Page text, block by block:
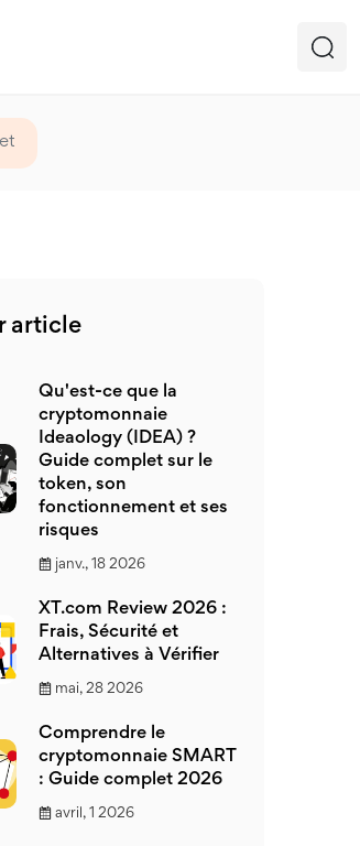
article
Qu'est-ce que la
cryptomonnaie
Ideaology (IDEA) ?
Guide complet sur le
token, son
fonctionnement et ses
risques
janv., 18 2026
XT.com Review 2026 :
Frais, Sécurité et
Alternatives à Vérifier
mai, 28 2026
Comprendre le
cryptomonnaie SMART
: Guide complet 2026
avril, 1 2026